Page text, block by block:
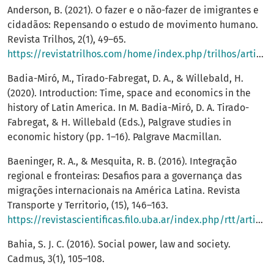
Anderson, B. (2021). O fazer e o não-fazer de imigrantes e
cidadãos: Repensando o estudo de movimento humano.
Revista Trilhos, 2(1), 49–65.
https://revistatrilhos.com/home/index.php/trilhos/article/view/61
Badia-Miró, M., Tirado-Fabregat, D. A., & Willebald, H.
(2020). Introduction: Time, space and economics in the
history of Latin America. In M. Badia-Miró, D. A. Tirado-
Fabregat, & H. Willebald (Eds.), Palgrave studies in
economic history (pp. 1–16). Palgrave Macmillan.
Baeninger, R. A., & Mesquita, R. B. (2016). Integração
regional e fronteiras: Desafios para a governança das
migrações internacionais na América Latina. Revista
Transporte y Territorio, (15), 146–163.
https://revistascientificas.filo.uba.ar/index.php/rtt/article/view/2855
Bahia, S. J. C. (2016). Social power, law and society.
Cadmus, 3(1), 105–108.